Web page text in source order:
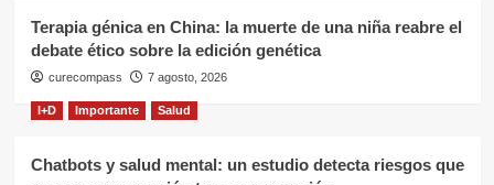
Terapia génica en China: la muerte de una niña reabre el
debate ético sobre la edición genética
curecompass 7 agosto, 2026
I+D Importante Salud
Chatbots y salud mental: un estudio detecta riesgos que